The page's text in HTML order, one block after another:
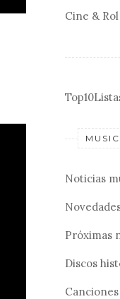
Cine & Rol
Noticias
Próximas
Discos